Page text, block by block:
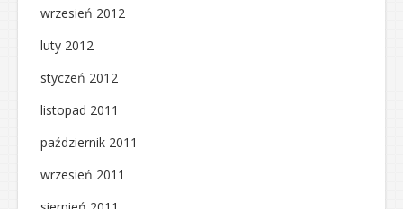
wrzesień 2012
luty 2012
styczeń 2012
listopad 2011
październik 2011
wrzesień 2011